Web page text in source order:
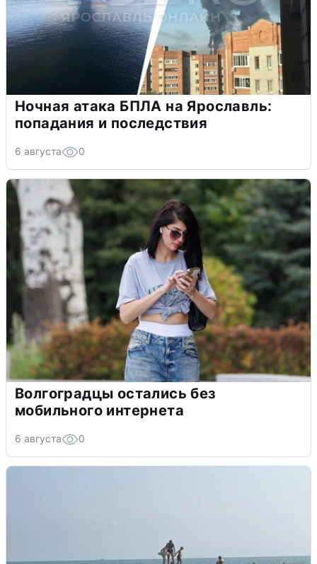
Ночная атака БПЛА на Ярославль:
попадания и последствия
6 августа 0
Волгоградцы остались без
мобильного интернета
6 августа 0